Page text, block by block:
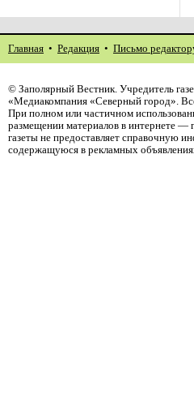
Главная • Редакция • Письмо
© Заполярный Вестник. Учредитель
«Медиакомпания «Северный город».
При полном или частичном
размещении материалов в интернете —
газеты не предоставляет справочную
содержащуюся в рекламных